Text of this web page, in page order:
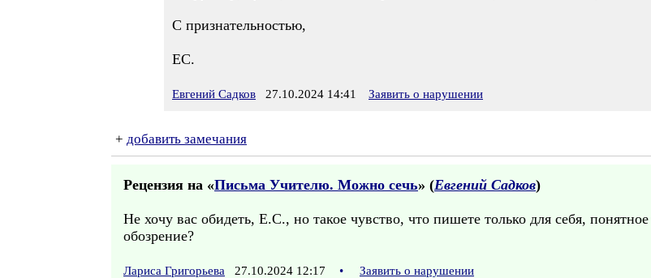
С признательностью,
ЕС.
Евгений Садков 27.10.2024 14:41 Заявить о нарушении
+ добавить замечания
Рецензия на «Письма Учителю. Можно сечь» (Евгений Садков)
Не хочу вас обидеть, Е.С., но такое чувство, что пишете только для себя,
обозрение?
Лариса Григорьева 27.10.2024 12:17 • Заявить о нарушении